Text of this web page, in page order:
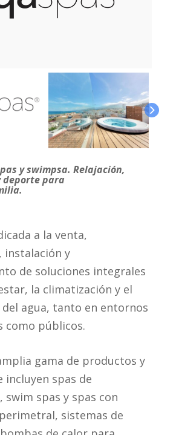
y swimpsa. Relajación,
deporte para
a la venta,
y
de soluciones integrales
la climatización y el
agua, tanto en entornos
como públicos.
gama de productos y
incluyen spas de
swim spas y spas con
sistemas de